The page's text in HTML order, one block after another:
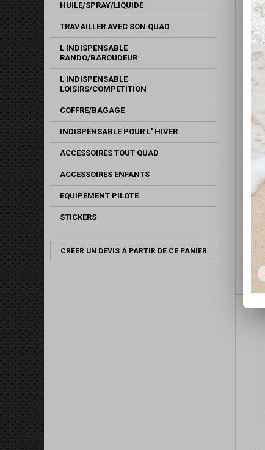
HUILE/SPRAY/LIQUIDE
TRAVAILLER AVEC SON QUAD
L INDISPENSABLE
RANDO/BAROUDEUR
L INDISPENSABLE
LOISIRS/COMPETITION
COFFRE/BAGAGE
INDISPENSABLE POUR L' HIVER
ACCESSOIRES TOUT QUAD
ACCESSOIRES ENFANTS
EQUIPEMENT PILOTE
STICKERS
CRÉER UN DEVIS À PARTIR DE CE PANIER